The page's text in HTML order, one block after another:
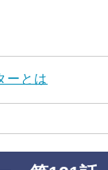
ーとは